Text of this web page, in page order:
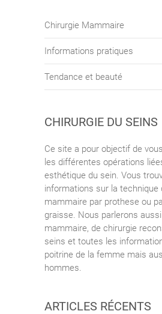
Chirurgie Mammaire
Informations pratiques
Tendance et beauté
CHIRURGIE DU SEINS
Ce site a pour objectif de
les différentes opérations
esthétique du sein. Vous
informations sur la technique
mammaire par prothese ou
graisse. Nous parlerons
mammaire, de chirurgie
seins et toutes les
poitrine de la femme mais
hommes.
ARTICLES RÉCENTS